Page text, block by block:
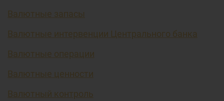
Валютные запасы
Валютные интервенции Центрального банка
Валютные операции
Валютные ценности
Валютный контроль